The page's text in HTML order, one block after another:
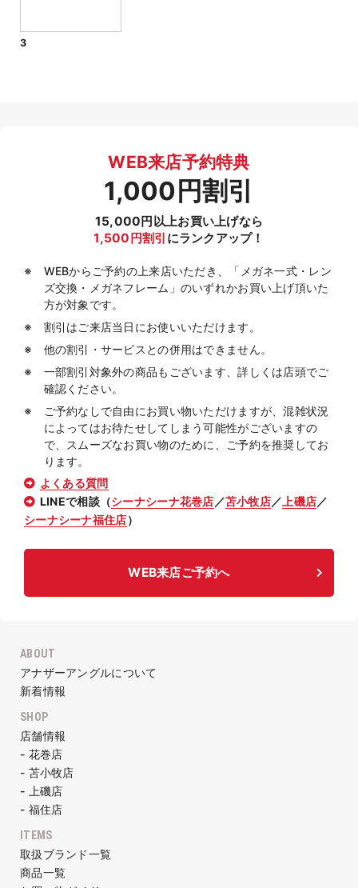
3
WEB来店予約特典
1,000円割引
15,000円以上お買い上げなら
1,500円割引 にランクアップ！
WEBからご予約の上来店いただき、「メガネ一式・レン
ズ交換・メガネフレーム」のいずれかお買い上げ頂いた
方が対象です。
割引はご来店当日にお使いいただけます。
他の割引・サービスとの併用はできません。
一部割引対象外の商品もございます、詳しくは店頭でご
確認ください。
ご予約なしで自由にお買い物いただけますが、混雑状況
によってはお待たせしてしまう可能性がございますの
で、スムーズなお買い物のために、ご予約を推奨してお
ります。
よくある質問
LINEで相談（シーナシーナ花巻店／苫小牧店／上磯店／
シーナシーナ福住店）
WEB来店ご予約へ
ABOUT
アナザーアングルについて
新着情報
SHOP
店舗情報
- 花巻店
- 苫小牧店
- 上磯店
- 福住店
ITEMS
取扱ブランド一覧
商品一覧